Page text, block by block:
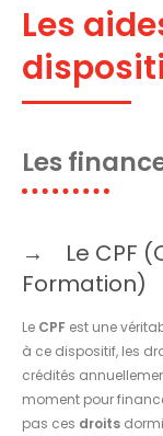
Les
Les
Le CPF
Formation)
Le CPF est une
à ce dispositif, les
crédités
moment pour
pas ces droits